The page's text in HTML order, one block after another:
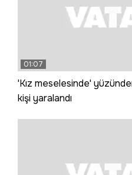
01:07
'Kız meselesinde'
kişi yaralandı